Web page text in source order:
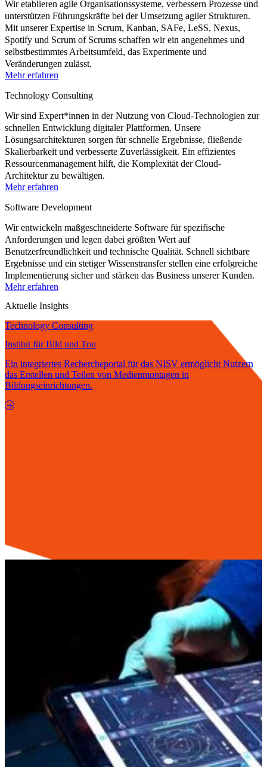
Wir etablieren agile Organisationssysteme, verbessern Prozesse und
unterstützen Führungskräfte bei der Umsetzung agiler Strukturen.
Mit unserer Expertise in Scrum, Kanban, SAFe, LeSS, Nexus,
Spotify und Scrum of Scrums schaffen wir ein angenehmes und
selbstbestimmtes Arbeitsumfeld, das Experimente und
Veränderungen zulässt.
Mehr erfahren
Technology Consulting
Wir sind Expert*innen in der Nutzung von Cloud-Technologien zur
schnellen Entwicklung digitaler Plattformen. Unsere
Lösungsarchitekturen sorgen für schnelle Ergebnisse, fließende
Skalierbarkeit und verbesserte Zuverlässigkeit. Ein effizientes
Ressourcenmanagement hilft, die Komplexität der Cloud-
Architektur zu bewältigen.
Mehr erfahren
Software Development
Wir entwickeln maßgeschneiderte Software für spezifische
Anforderungen und legen dabei größten Wert auf
Benutzerfreundlichkeit und technische Qualität. Schnell sichtbare
Ergebnisse und ein stetiger Wissenstransfer stellen eine erfolgreiche
Implementierung sicher und stärken das Business unserer Kunden.
Mehr erfahren
Aktuelle Insights
Technology Consulting
Institut für Bild und Ton
Ein integriertes Rechercheportal für das NISV ermöglicht Nutzern
das Erstellen und Teilen von Medienmontagen in
Bildungseinrichtungen.